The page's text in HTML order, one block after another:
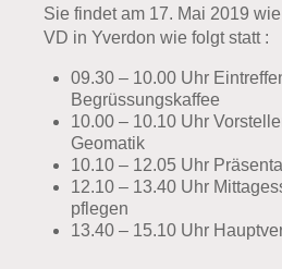
Sie findet am 17. Mai 2019
VD in Yverdon wie folgt statt :
09.30 – 10.00 Uhr
Begrüssungskaffee
10.00 – 10.10 Uhr
Geomatik
10.10 – 12.05 Uhr
12.10 – 13.40 Uhr
pflegen
13.40 – 15.10 Uhr